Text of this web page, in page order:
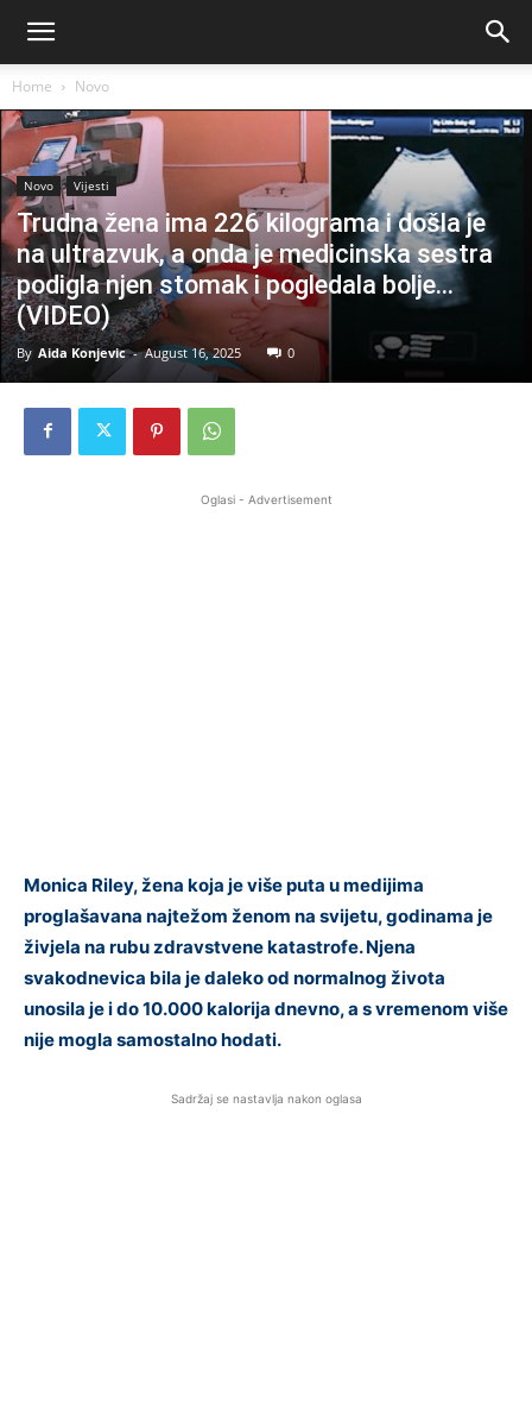
Home Novo
Novo Vijesti
Trudna žena ima 226 kilograma i došla je
na ultrazvuk, a onda je medicinska sestra
podigla njen stomak i pogledala bolje…
(VIDEO)
By Aida Konjevic - August 16, 2025 0
Oglasi - Advertisement
Monica Riley, žena koja je više puta u medijima
proglašavana najtežom ženom na svijetu, godinama je
živjela na rubu zdravstvene katastrofe. Njena
svakodnevica bila je daleko od normalnog života
unosila je i do 10.000 kalorija dnevno, a s vremenom više
nije mogla samostalno hodati.
Sadržaj se nastavlja nakon oglasa